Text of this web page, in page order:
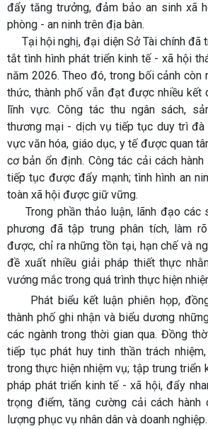
đẩy tăng trưởng, đảm bảo an sinh xã
phòng - an ninh trên địa bàn.
Tại hội nghị, đại diện Sở Tài chính đã
tắt tình hình phát triển kinh tế - xã hội
năm 2026. Theo đó, trong bối cảnh còn
thức, thành phố vẫn đạt được nhiều kết
lĩnh vực. Công tác thu ngân sách,
thương mại - dịch vụ tiếp tục duy trì đà
vực văn hóa, giáo dục, y tế được quan
cơ bản ổn định. Công tác cải cách
tiếp tục được đẩy mạnh; tình hình an
toàn xã hội được giữ vững.
Trong phần thảo luận, lãnh đạo các
phương đã tập trung phân tích, làm
được, chỉ ra những tồn tại, hạn chế và
đề xuất nhiều giải pháp thiết thực
vướng mắc trong quá trình thực hiện
Phát biểu kết luận phiên họp,
thành phố ghi nhận và biểu dương
các ngành trong thời gian qua. Đồng
tiếp tục phát huy tinh thần trách
trong thực hiện nhiệm vụ; tập trung triển
pháp phát triển kinh tế - xã hội, đẩy
trọng điểm, tăng cường cải cách hành
lượng phục vụ nhân dân và doanh nghiệp.